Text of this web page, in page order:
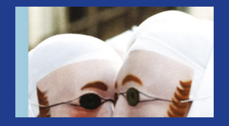
Zwijger in Amsterdam. In deze
jubileumuitgave een speciaal katern met
kleurenfoto’s waarop ANP-fotografen een
jaar onderzoeksjournalistiek in beeld
brengen.